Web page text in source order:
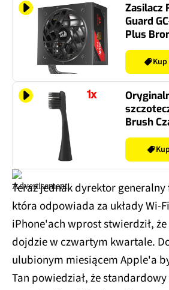
Zasilacz
Guard
Plus
Brush
(Super
Teraz jednak dyrektor
która odpowiada za układy Wi-
iPhone'ach wprost stwierdził,
dojdzie w czwartym kwartale.
ulubionym miesiącem Apple'a
Tan powiedział, że